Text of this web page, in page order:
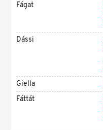
Fágat
Dássi
Giella
Fáttát